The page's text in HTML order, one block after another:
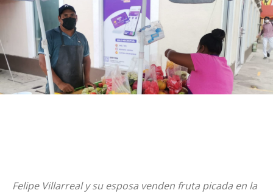
Felipe Villarreal y su esposa venden fruta picada en la